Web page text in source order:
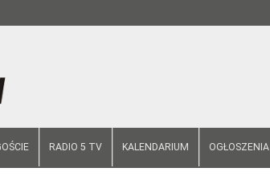
RADIO 5 TV KALENDARIUM OGŁOSZENIA